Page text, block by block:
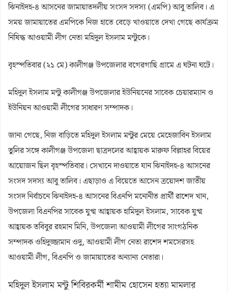
ঝিনাইদহ-৪ আসনের জামায়াতদলীয় সংসদ সদস্য (এমপি) আবু তালিব। এ
সময় জামায়াতের এমপিকে নিজ হাতে বেড়ে খাওয়াতে দেখা গেছে কার্যক্রম
নিষিদ্ধ আওয়ামী লীগ নেতা মহিদুল ইসলাম মন্টুকে।
বৃহস্পতিবার (২১ মে) কালীগঞ্জ উপজেলার বগেরগাছি গ্রামে এ ঘটনা ঘটে।
মহিদুল ইসলাম মন্টু কালীগঞ্জ উপজেলার ইউনিয়নের সাবেক চেয়ারম্যান ও
ইউনিয়ন আওয়ামী লীগের সাধারণ সম্পাদক।
জানা গেছে, নিজ বাড়িতে মহিদুল ইসলাম মন্টুর মেয়ে মেহেজাবিন ইসলাম
তুলির সঙ্গে কালীগঞ্জ উপজেলা ছাত্রদলের আহ্বায়ক মারুফ বিল্লাহর বিয়ের
আয়োজন ছিল বৃহস্পতিবার। সেখানে দাওয়াতে যান ঝিনাইদহ-৪ আসনের
সংসদ সদস্য আবু তালিব। এছাড়াও এ বিয়েতে আসেন ত্রয়োদশ জাতীয়
সংসদ নির্বাচনে ঝিনাইদহ-৪ আসনের বিএনপি মনোনীত প্রার্থী রাশেদ খান,
উপজেলা বিএনপির সাবেক যুগ্ম আহ্বায়ক হামিদুল ইসলাম, সাবেক যুগ্ম
আহ্বায়ক তবিবুর রহমান মিনি, উপজেলা আওয়ামী লীগের সাংগঠনিক
সম্পাদক ওহিদুজ্জামান ওদু, আওয়ামী লীগ নেতা রাশেদ শমসেরসহ
আওয়ামী লীগ, বিএনপি ও জামায়াতের অন্যান্য নেতারা।
মহিদুল ইসলাম মন্টু শিবিরকর্মী শামীম হোসেন হত্যা মামলার